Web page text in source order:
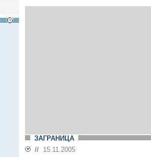
ЗАГРАНИЦА
// 15.11.2005